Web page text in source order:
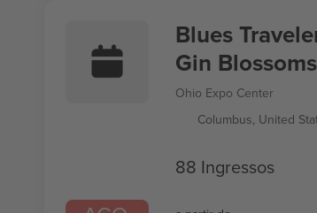
Blues
Gin Blossoms
Ohio Expo Center
Columbus, United
88 Ingressos